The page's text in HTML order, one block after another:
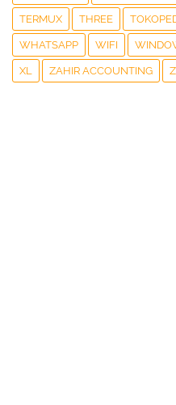
TERMUX THREE
WHATSAPP WIFI
XL ZAHIR ACCOUNTING